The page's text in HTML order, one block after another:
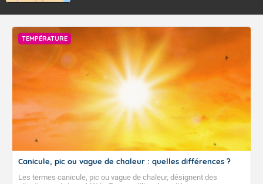
TEMPÉRATURE
Canicule, pic ou vague de chaleur : quelles différences ?
Les termes canicule, pic ou vague de chaleur, désignent des